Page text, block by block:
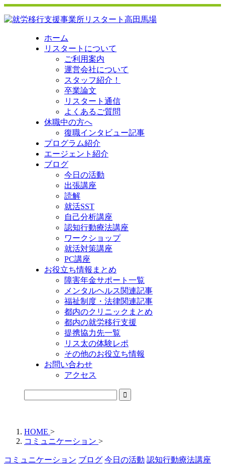
ホーム
リスタートについて
ご利用案内
運営会社について
スタッフ紹介！
卒業論文
リスタート通信
よくあるご質問
休職中の方へ
復職インタビュー記事
プログラム紹介
エージェント紹介
ブログ
今日の活動
出張講座
読解
就活SST
自己分析講座
認知行動療法講座
ワークショップ
就活対策講座
PC講座
お役立ち情報まとめ
障害年金サポート一覧
メンタルヘルス関連記事
福祉制度・法律関連記事
都内のクリニックまとめ
都内の就労移行支援
提携協力先一覧
リス太の体験レポ
その他のお役立ち情報
お問い合わせ
アクセス
HOME >
コミュニケーション >
コミュニケーション ブログ 今日の活動 認知行動療法講座